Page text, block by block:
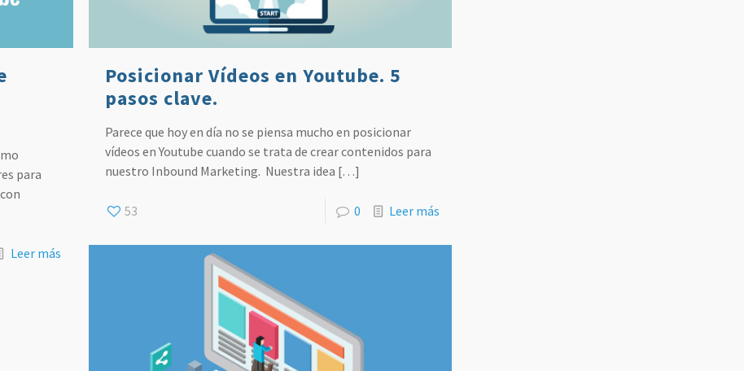
para
Leer más
Posicionar Vídeos en Youtube. 5
pasos clave.
Parece que hoy en día no se piensa mucho en posicionar
vídeos en Youtube cuando se trata de crear contenidos para
nuestro Inbound Marketing. Nuestra idea […]
53 0 Leer más